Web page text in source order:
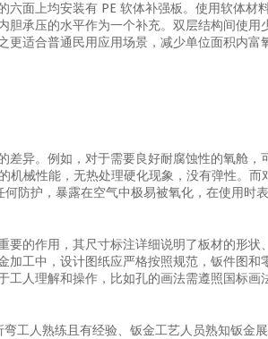
面上均安装有 PE 软体补强板。使用软体材
承压的水平作为一个补充。双层结构间使用
适合普通民用应用场景，减少单位面积内富
异。例如，对于需要良好耐腐蚀性的氧舱，
机械性能，无热处理硬化现象，没有弹性。而
防护，暴露在空气中极易被氧化，在使用时表
的作用，其尺寸标注详细说明了板材的形状
工中，设计图纸应严格按照规范，钣件图和
工人理解和操作，比如孔的画法需遵照国标画
工人熟练且有经验、钣金工艺人员熟知钣金